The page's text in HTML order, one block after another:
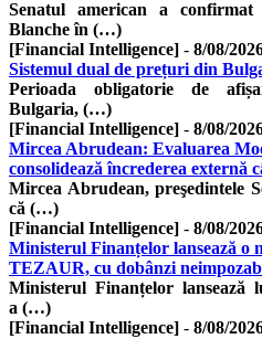
Senatul american a
Blanche în (…)
[Financial Intelligence] - 8/08/
Sistemul dual de prețuri din
Perioada obligatorie de
Bulgaria, (…)
[Financial Intelligence] - 8/08/
Mircea Abrudean: Evaluarea
consolidează încrederea externă
Mircea Abrudean, preşedintele
că (…)
[Financial Intelligence] - 8/08/
Ministerul Finanțelor lansează o
TEZAUR, cu dobânzi
Ministerul Finanțelor lansează
a (…)
[Financial Intelligence] - 8/08/